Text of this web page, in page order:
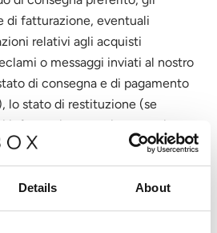
Details About
di fatturazione, eventuali
relativi agli acquisti
o messaggi inviati al nostro
di consegna e di pagamento
lo stato di restituzione (se
informazione pertinente sui
coinvolti nella fornitura dei nostri
di prodotti online, attraverso
essere raccolti ed elaborati